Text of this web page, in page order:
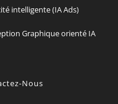
intelligente (IA Ads)
Graphique orienté IA
Nous